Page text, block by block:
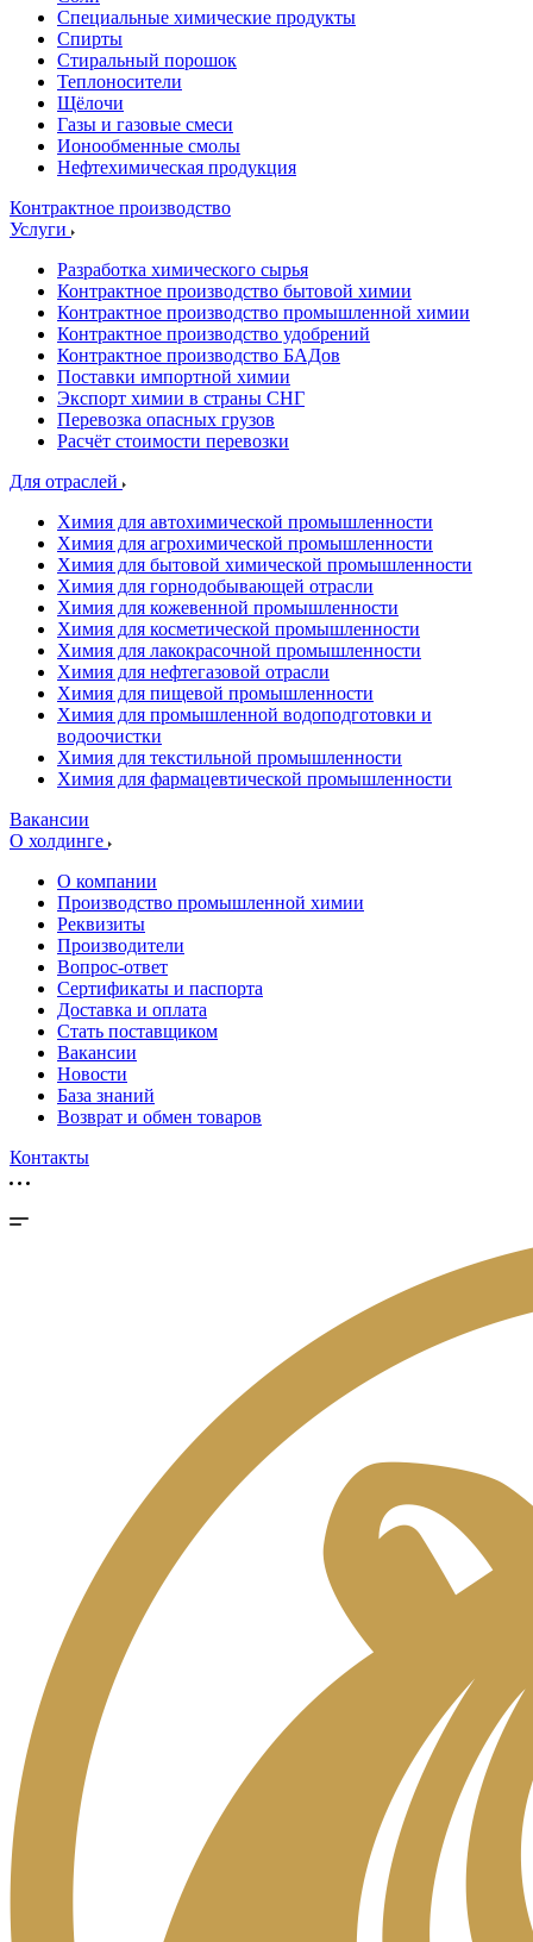
Специальные химические продукты
Спирты
Стиральный порошок
Теплоносители
Щёлочи
Газы и газовые смеси
Ионообменные смолы
Нефтехимическая продукция
Контрактное производство
Услуги
Разработка химического сырья
Контрактное производство бытовой химии
Контрактное производство промышленной химии
Контрактное производство удобрений
Контрактное производство БАДов
Поставки импортной химии
Экспорт химии в страны СНГ
Перевозка опасных грузов
Расчёт стоимости перевозки
Для отраслей
Химия для автохимической промышленности
Химия для агрохимической промышленности
Химия для бытовой химической промышленности
Химия для горнодобывающей отрасли
Химия для кожевенной промышленности
Химия для косметической промышленности
Химия для лакокрасочной промышленности
Химия для нефтегазовой отрасли
Химия для пищевой промышленности
Химия для промышленной водоподготовки и
водоочистки
Химия для текстильной промышленности
Химия для фармацевтической промышленности
Вакансии
О холдинге
О компании
Производство промышленной химии
Реквизиты
Производители
Вопрос-ответ
Сертификаты и паспорта
Доставка и оплата
Стать поставщиком
Вакансии
Новости
База знаний
Возврат и обмен товаров
Контакты